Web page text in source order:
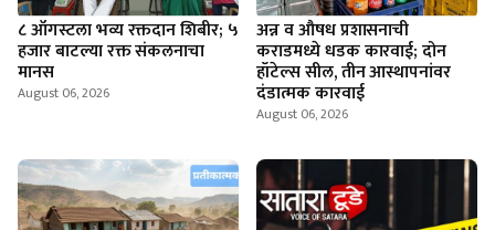
८ ऑगस्टला भव्य रक्तदान शिबीर; ५
हजार बाटल्या रक्त संकलनाचा
मानस
August 06, 2026
अन्न व औषध प्रशासनाची
कराडमध्ये धडक कारवाई; दोन
हॉटेल्स सील, तीन आस्थापनांवर
दंडात्मक कारवाई
August 06, 2026